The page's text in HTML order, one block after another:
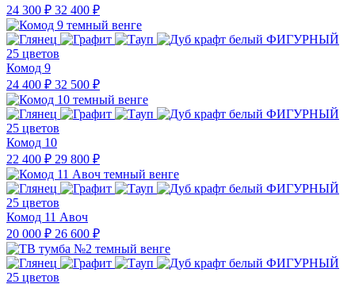
24 300 ₽ 32 400 ₽
25 цветов
Комод 9
24 400 ₽ 32 500 ₽
25 цветов
Комод 10
22 400 ₽ 29 800 ₽
25 цветов
Комод 11 Авоч
20 000 ₽ 26 600 ₽
25 цветов